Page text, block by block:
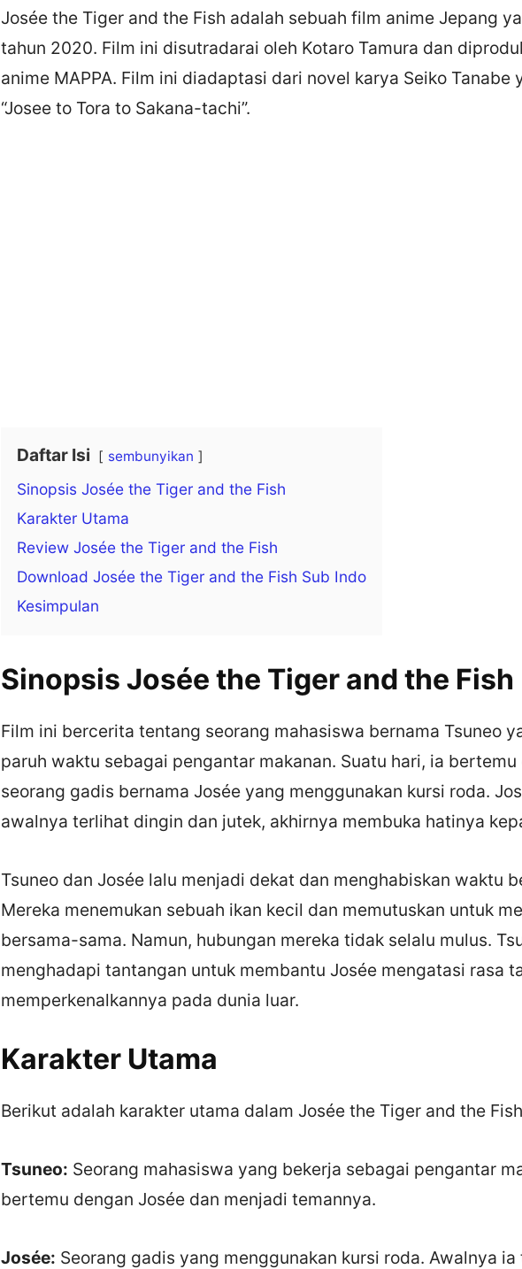
Josée the Tiger and the Fish adalah sebuah film anime Jepang
tahun 2020. Film ini disutradarai oleh Kotaro Tamura dan
anime MAPPA. Film ini diadaptasi dari novel karya Seiko Tanabe
“Josee to Tora to Sakana-tachi”.
Daftar Isi sembunyikan
Sinopsis Josée the Tiger and the Fish
Karakter Utama
Review Josée the Tiger and the Fish
Download Josée the Tiger and the Fish Sub Indo
Kesimpulan
Sinopsis Josée the Tiger and the Fish
Film ini bercerita tentang seorang mahasiswa bernama Tsuneo
paruh waktu sebagai pengantar makanan. Suatu hari, ia bertemu
seorang gadis bernama Josée yang menggunakan kursi roda.
awalnya terlihat dingin dan jutek, akhirnya membuka hatinya
Tsuneo dan Josée lalu menjadi dekat dan menghabiskan waktu
Mereka menemukan sebuah ikan kecil dan memutuskan untuk
bersama-sama. Namun, hubungan mereka tidak selalu mulus.
menghadapi tantangan untuk membantu Josée mengatasi rasa
memperkenalkannya pada dunia luar.
Karakter Utama
Berikut adalah karakter utama dalam Josée the Tiger and the
Tsuneo: Seorang mahasiswa yang bekerja sebagai pengantar
bertemu dengan Josée dan menjadi temannya.
Josée: Seorang gadis yang menggunakan kursi roda. Awalnya